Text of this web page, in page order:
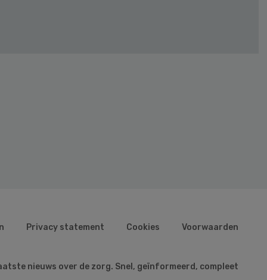
Privacy statement Cookies Voorwaarden
nieuws over de zorg. Snel, geïnformeerd, compleet